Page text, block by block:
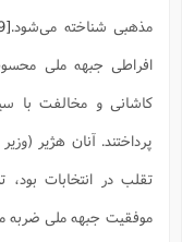
مذهبی شناخته می‌شود.[19]
افراطی جبهه ملی
کاشانی و مخالفت با
پرداختند. آنان هژیر
تقلب در انتخابات بود،
موفقیت جبهه ملی ضربه